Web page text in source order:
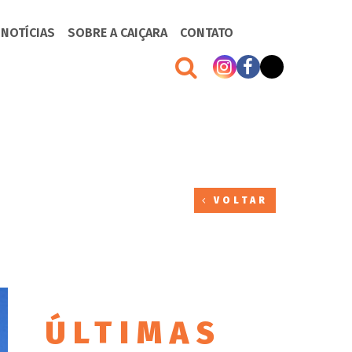
SOBRE A CAIÇARA CONTATO
VOLTAR
ÚLTIMAS